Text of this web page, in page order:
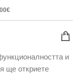
и
ще откриете